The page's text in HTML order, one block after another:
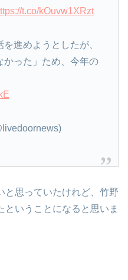
t.co/kOuvw1XRzt
進めようとしたが、
かった」ため、今年の
と思っていたけれど、竹野
ということになると思いま